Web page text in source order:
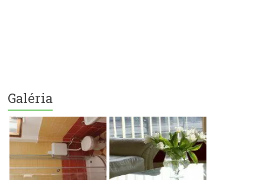
Galéria